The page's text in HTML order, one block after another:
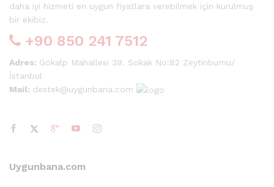
daha iyi hizmeti en uygun fiyatlara verebilmek için kurulmuş
bir ekibiz.
+90 850 241 7512
Adres: Gökalp Mahallesi 39. Sokak No:82 Zeytinburnu/
İstanbul
Mail: destek@uygunbana.com
Uygunbana.com